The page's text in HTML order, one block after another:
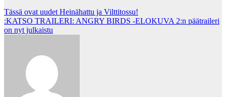
Post
navigation
Tässä ovat uudet Heinähattu ja Vilttitossu!
:KATSO TRAILERI: ANGRY BIRDS -ELOKUVA 2:n päätraileri
on nyt julkaistu